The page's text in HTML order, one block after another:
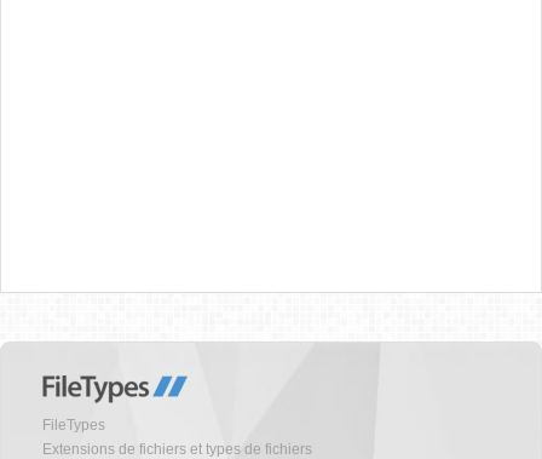
FileTypes
Extensions de fichiers et types de fichiers